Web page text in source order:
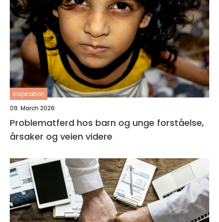
inspiration
09. March 2026
Problematferd hos barn og unge forståelse,
årsaker og veien videre